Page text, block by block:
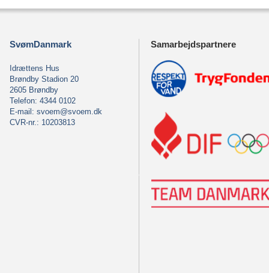
SvømDanmark
Idrættens Hus
Brøndby Stadion 20
2605 Brøndby
Telefon: 4344 0102
E-mail: svoem@svoem.dk
CVR-nr.: 10203813
Samarbejdspartnere